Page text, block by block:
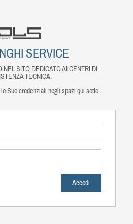
SERVICE
NEL SITO DEDICATO AI CENTRI DI
TECNICA.
Sue credenziali negli spazi qui sotto.